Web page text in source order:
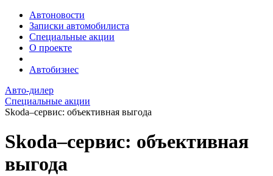
Автоновости
Записки автомобилиста
Специальные акции
О проекте
Автобизнес
Авто-дилер
Специальные акции
Skoda–сервис: объективная выгода
Skoda–сервис: объективная
выгода